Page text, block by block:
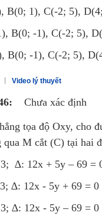
B(0; 1), C(-2; 5),
B(0; -1), C(-2; 5),
B(0; -1), C(-2; 5),
Video lý thuyết
Chưa xác định
tọa độ Oxy, cho
qua M cắt (C) tại hai
∆: 12x + 5y – 69 =
∆: 12x - 5y + 69 = 0
∆: 12x - 5y – 69 = 0